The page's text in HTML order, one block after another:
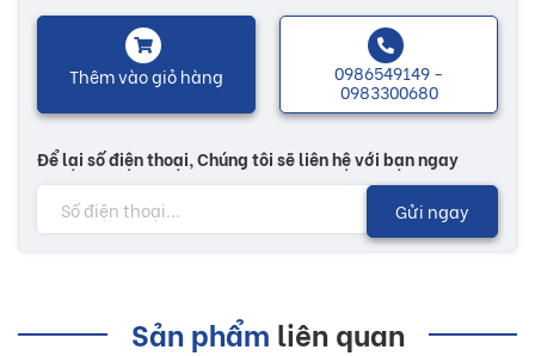
Thêm vào giỏ hàng 0986549149 -
0983300680
Để lại số điện thoại, Chúng tôi sẽ liên hệ với bạn ngay
Gửi ngay
Sản phẩm liên quan